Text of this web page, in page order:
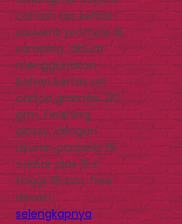
contoh tas kertas
souvenir promosi di
samping, dibuat
menggunakan
bahan kertas art
carton gramasi 210
grm. Finishing
glossy, dengan
ukuran panjang 25
x lebar alas 12 x
tinggi 35 cm, free
desain,…
selengkapnya